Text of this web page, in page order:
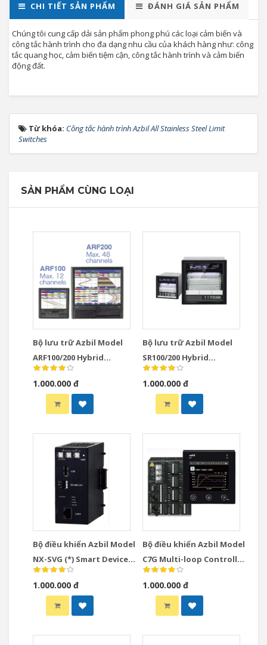
CHI TIẾT SẢN PHẨM ĐÁNH GIÁ SẢN PHẨM
Chúng tôi cung cấp dải sản phẩm phong phú các loại cảm biến và
công tắc hành trình cho đa dạng nhu cầu của khách hàng như: công
tắc quang học, cảm biến tiệm cận, công tắc hành trình và cảm biến
động đất.
Từ khóa: Công tắc hành trình Azbil All Stainless Steel Limit
Switches
SẢN PHẨM CÙNG LOẠI
Bộ lưu trữ Azbil Model
ARF100/200 Hybrid
Recorders
1.000.000 đ
Bộ lưu trữ Azbil Model
SR100/200 Hybrid
Recorders
1.000.000 đ
Bộ điều khiển Azbil Model
NX-SVG (*) Smart Device
Gateway
1.000.000 đ
Bộ điều khiển Azbil Model
C7G Multi-loop Controller
with Multifunction
Display Model
1.000.000 đ